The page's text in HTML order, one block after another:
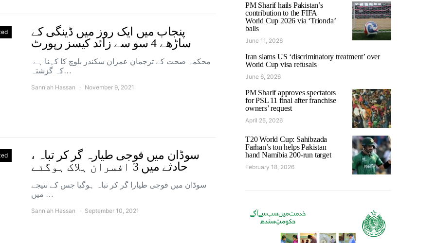
پنجاب میں ایک روز میں ڈینگی کے
ساڑھے 4 سو سے زائد کیسز رپورٹ
کہ گزشتہ…
Sanniah Hassan November 9, 2021
سوڈان میں فوجی طیارہ گر کر تباہ ،
حادثے میں 3 افسران ہلاک ہوگئے
سوڈان میں فوجی طیارا گر کر تباہ ہوگیا جس کے نتیجے
میں …
Sanniah Hassan September 10, 2021
PM Sharif hails Pakistan’s
contribution to the FIFA
World Cup 2026 via ‘Trionda’
balls
June 11, 2026
Iran slams US ‘discriminatory treatment’ over
World Cup visa refusals
June 6, 2026
PM Sharif approves spectators
for PSL 11 final after franchise
owners’ request
April 25, 2026
T20 World Cup: Sahibzada
Farhan’s ton helps Pakistan
hand Namibia 200-run target
February 18, 2026